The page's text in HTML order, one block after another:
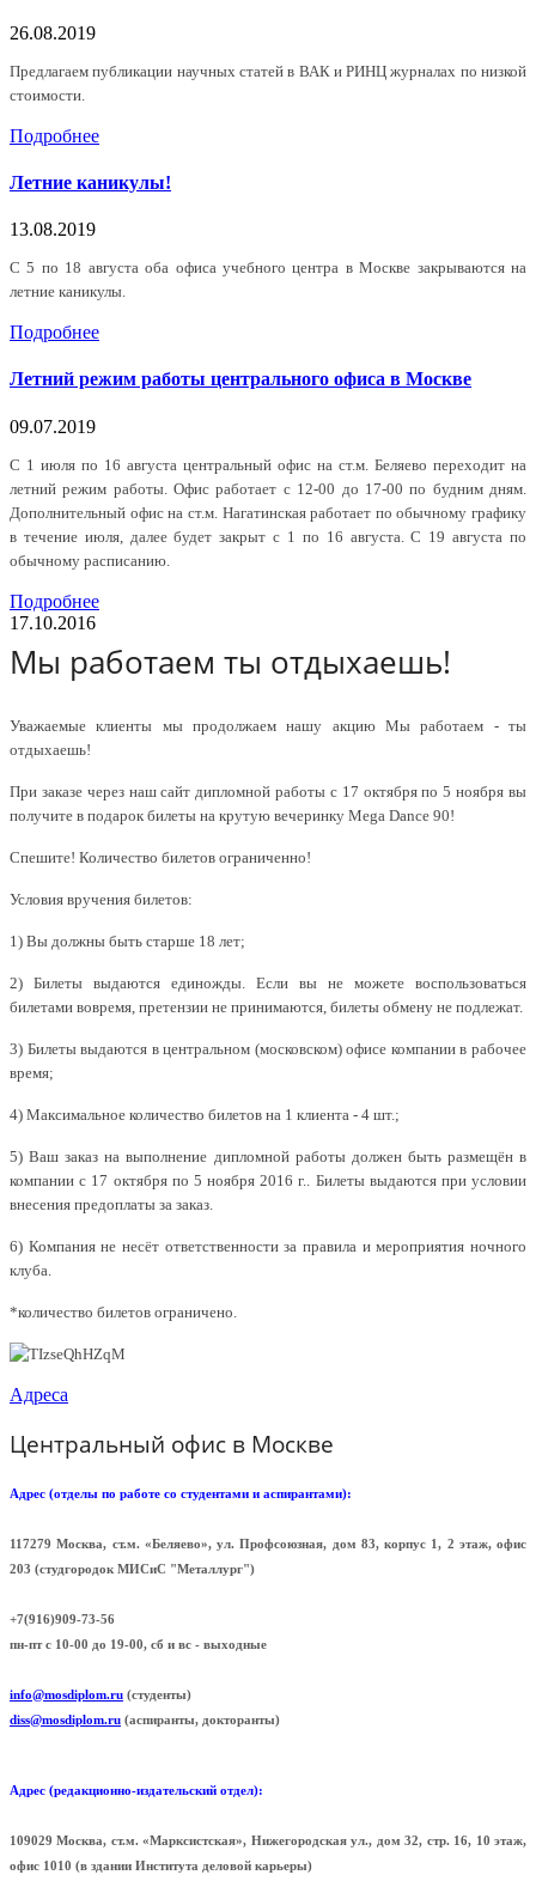
26.08.2019
Предлагаем публикации научных статей в ВАК и РИНЦ журналах по низкой
стоимости.
Подробнее
Летние каникулы!
13.08.2019
С 5 по 18 августа оба офиса учебного центра в Москве закрываются на
летние каникулы.
Подробнее
Летний режим работы центрального офиса в Москве
09.07.2019
С 1 июля по 16 августа центральный офис на ст.м. Беляево переходит на
летний режим работы. Офис работает с 12-00 до 17-00 по будним дням.
Дополнительный офис на ст.м. Нагатинская работает по обычному графику
в течение июля, далее будет закрыт с 1 по 16 августа. С 19 августа по
обычному расписанию.
Подробнее
17.10.2016
Мы работаем ты отдыхаешь!
Уважаемые клиенты мы продолжаем нашу акцию Мы работаем - ты
отдыхаешь!
При заказе через наш сайт дипломной работы с 17 октября по 5 ноября вы
получите в подарок билеты на крутую вечеринку Mega Dance 90!
Спешите! Количество билетов ограниченно!
Условия вручения билетов:
1) Вы должны быть старше 18 лет;
2) Билеты выдаются единожды. Если вы не можете воспользоваться
билетами вовремя, претензии не принимаются, билеты обмену не подлежат.
3) Билеты выдаются в центральном (московском) офисе компании в рабочее
время;
4) Максимальное количество билетов на 1 клиента - 4 шт.;
5) Ваш заказ на выполнение дипломной работы должен быть размещён в
компании с 17 октября по 5 ноября 2016 г.. Билеты выдаются при условии
внесения предоплаты за заказ.
6) Компания не несёт ответственности за правила и мероприятия ночного
клуба.
*количество билетов ограничено.
Адреса
Центральный офис в Москве
Адрес (отделы по работе со студентами и аспирантами):
117279 Москва, ст.м. «Беляево», ул. Профсоюзная, дом 83, корпус 1, 2 этаж, офис
203 (cтудгородок МИСиС "Металлург")
+7(916)909-73-56
пн-пт с 10-00 до 19-00, сб и вс - выходные
info@mosdiplom.ru (студенты)
diss@mosdiplom.ru (аспиранты, докторанты)
Адрес (редакционно-издательский отдел):
109029 Москва, ст.м. «Марксистская», Нижегородская ул., дом 32, стр. 16, 10 этаж,
офис 1010 (в здании Института деловой карьеры)